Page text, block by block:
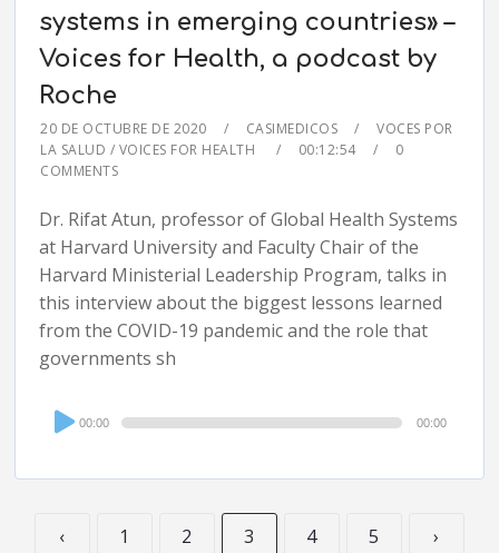
systems in emerging countries» –
Voices for Health, a podcast by
Roche
20 DE OCTUBRE DE 2020 CASIMEDICOS
VOCES POR
LA SALUD / VOICES FOR HEALTH
00:12:54
0
COMMENTS
Dr. Rifat Atun, professor of Global Health Systems
at Harvard University and Faculty Chair of the
Harvard Ministerial Leadership Program, talks in
this interview about the biggest lessons learned
from the COVID-19 pandemic and the role that
governments sh
Audio
Player
00:00 00:00
‹ 1 2 3 4 5 ›